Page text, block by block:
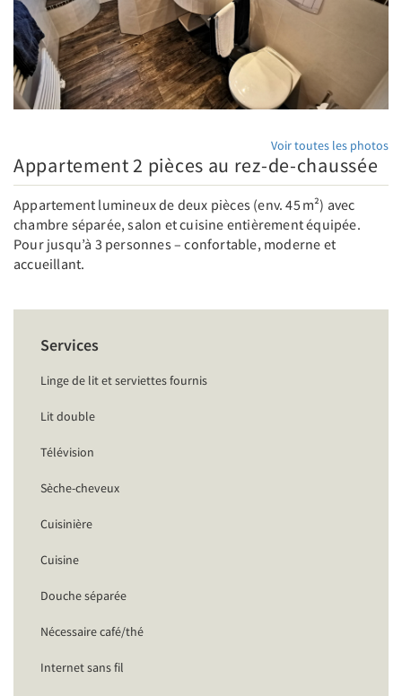
Voir toutes les photos
Appartement 2 pièces au rez-de-chaussée
Appartement lumineux de deux pièces (env. 45 m²) avec
chambre séparée, salon et cuisine entièrement équipée.
Pour jusqu’à 3 personnes – confortable, moderne et
accueillant.
Services
Linge de lit et serviettes fournis
Lit double
Télévision
Sèche-cheveux
Cuisinière
Cuisine
Douche séparée
Nécessaire café/thé
Internet sans fil